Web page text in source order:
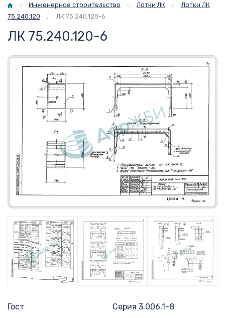
Главная
:: Инженерное строительство :: Лотки ЛК ::
Лотки ЛК
75.240.120
:: ЛК 75.240.120-6
ЛК 75.240.120-6
Гост
Серия 3.006.1-8